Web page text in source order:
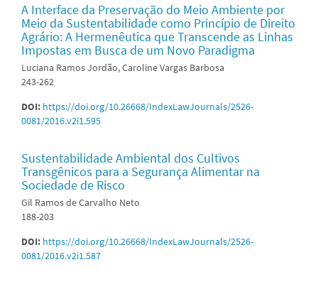
A Interface da Preservação do Meio Ambiente por
Meio da Sustentabilidade como Princípio de Direito
Agrário: A Hermenêutica que Transcende as Linhas
Impostas em Busca de um Novo Paradigma
Luciana Ramos Jordão, Caroline Vargas Barbosa
243-262
DOI: https://doi.org/10.26668/IndexLawJournals/2526-
0081/2016.v2i1.595
Sustentabilidade Ambiental dos Cultivos
Transgênicos para a Segurança Alimentar na
Sociedade de Risco
Gil Ramos de Carvalho Neto
188-203
DOI: https://doi.org/10.26668/IndexLawJournals/2526-
0081/2016.v2i1.587